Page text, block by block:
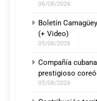
06/08/2026
Boletín
(+ Video)
05/08/2026
Compañía
prestigioso
05/08/2026